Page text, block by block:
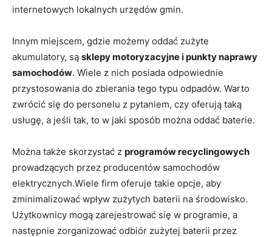
internetowych lokalnych urzędów gmin.
Innym miejscem, gdzie możemy‍ oddać zużyte
akumulatory, są‌ sklepy motoryzacyjne i punkty naprawy
samochodów. Wiele z ⁤nich posiada odpowiednie
przystosowania do zbierania​ tego typu ‌odpadów. Warto
zwrócić się do personelu z pytaniem, czy oferują taką
usługę, a jeśli tak, to w‍ jaki sposób ​można⁣ oddać ​baterie.
Można także skorzystać z programów⁣ recyclingowych
prowadzących ⁢przez producentów​ samochodów
elektrycznych.Wiele firm oferuje takie ⁤opcje, aby
‍zminimalizować wpływ zużytych‌ baterii na środowisko.
Użytkownicy mogą zarejestrować się⁢ w programie, a
następnie zorganizować odbiór zużytej baterii przez